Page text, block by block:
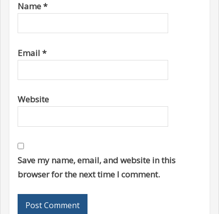
Name*
Email *
Website
Save my name, email, and website in this
browser for the next time I comment.